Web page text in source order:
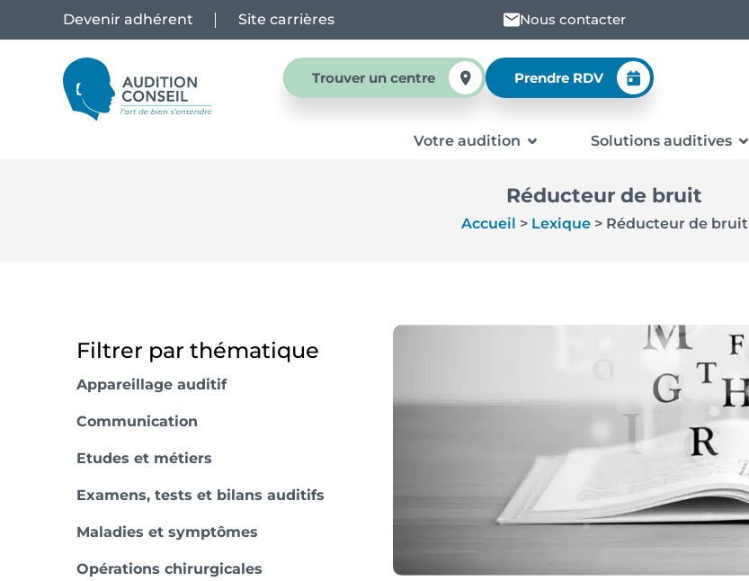
Devenir adhérent Site carrières Nous contacter
Trouver un centre Prendre RDV
Votre audition Solutions auditives
Réducteur de bruit
Accueil > Lexique> Réducteur de bruit
Filtrer par thématique
Appareillage auditif
Communication
Etudes et métiers
Examens, tests et bilans auditifs
Maladies et symptômes
Opérations chirurgicales